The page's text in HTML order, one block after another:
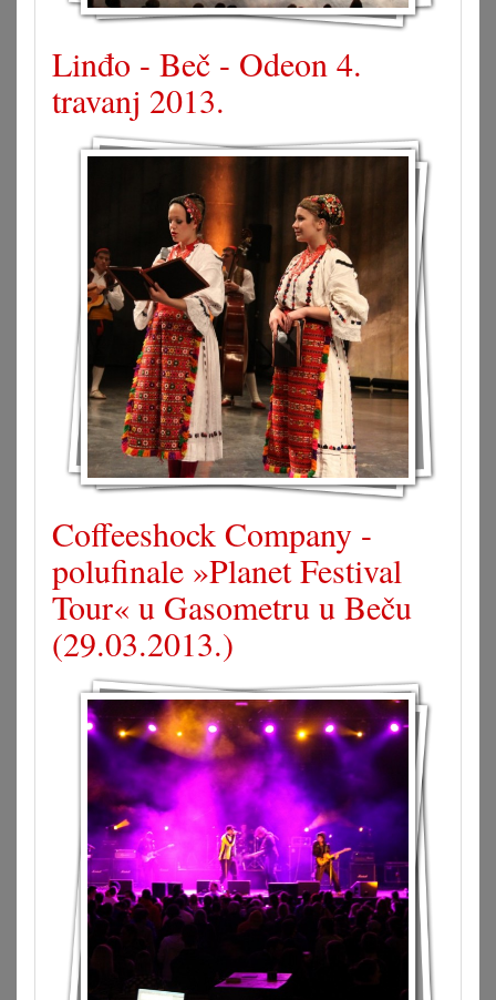
Linđo - Beč - Odeon 4.
travanj 2013.
Coffeeshock Company -
polufinale »Planet Festival
Tour« u Gasometru u Beču
(29.03.2013.)